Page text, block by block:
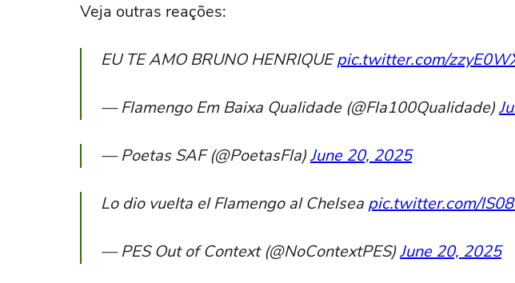
Veja outras reações:
EU TE AMO BRUNO HENRIQUEpic.twitter.com/
— Flamengo Em Baixa Qualidade (@Fla100Qualidade)
— Poetas SAF (@PoetasFla)June 20, 2025
Lo dio vuelta el Flamengo al Chelsea pic.twitter.com/
— PES Out of Context (@NoContextPES)June 20, 2025